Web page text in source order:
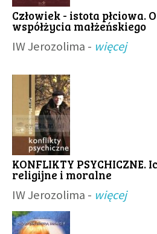
Człowiek - istota płciowa.
współżycia małżeńskiego
IW Jerozolima - więcej
KONFLIKTY PSYCHICZNE.
religijne i moralne
IW Jerozolima - więcej